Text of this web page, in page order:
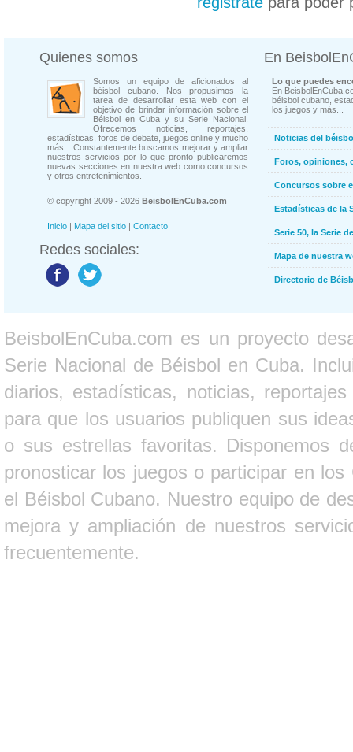
Quienes somos
Somos un equipo de aficionados al
béisbol cubano. Nos propusimos la
tarea de desarrollar esta web con el
objetivo de brindar información sobre el
Béisbol en Cuba y su Serie Nacional.
Ofrecemos noticias, reportajes,
estadísticas, foros de debate, juegos online y mucho
más... Constantemente buscamos mejorar y ampliar
nuestros servicios por lo que pronto publicaremos
nuevas secciones en nuestra web como concursos
y otros entretenimientos.
© copyright 2009 - 2026 BeisbolEnCuba.com
Inicio | Mapa del sitio | Contacto
Redes sociales:
En
Lo que puedes
En
béisbol cubano,
los juegos y más...
Noticias del
Foros, opiniones,
Concursos sobre
Estadísticas de la
Serie 50, la Serie
Mapa de nuestra
Directorio de
BeisbolEnCuba.com es un proyecto
Serie Nacional de Béisbol en Cuba.
diarios, estadísticas, noticias,
para que los usuarios publiquen sus
o sus estrellas favoritas. Disponemos
pronosticar los juegos o participar en
el Béisbol Cubano. Nuestro equipo de
mejora y ampliación de nuestros
frecuentemente.